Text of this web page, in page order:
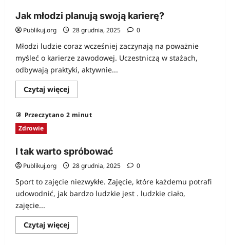
Jak młodzi planują swoją karierę?
Publikuj.org 28 grudnia, 2025 0
Młodzi ludzie coraz wcześniej zaczynają na poważnie
myśleć o karierze zawodowej. Uczestniczą w stażach,
odbywają praktyki, aktywnie...
Czytaj więcejDowiedz
się
Jak
karierę?
Przeczytano 2 minut
Zdrowie
I tak warto spróbować
Publikuj.org 28 grudnia, 2025 0
Sport to zajęcie niezwykłe. Zajęcie, które każdemu potrafi
udowodnić, jak bardzo ludzkie jest . ludzkie ciało,
zajęcie...
Czytaj więcejDowiedz
się